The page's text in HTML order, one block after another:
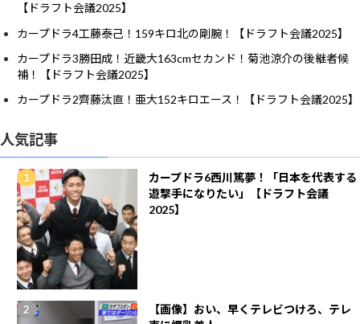
【ドラフト会議2025】
カープドラ4工藤泰己！159キロ北の剛腕！【ドラフト会議2025】
カープドラ3勝田成！近畿大163cmセカンド！菊池涼介の後継者候
補！【ドラフト会議2025】
カープドラ2齊藤汰直！亜大152キロエース！【ドラフト会議2025】
人気記事
カープドラ6西川篤夢！「日本を代表する
遊撃手になりたい」【ドラフト会議
2025】
【画像】おい、早くテレビつけろ、テレ